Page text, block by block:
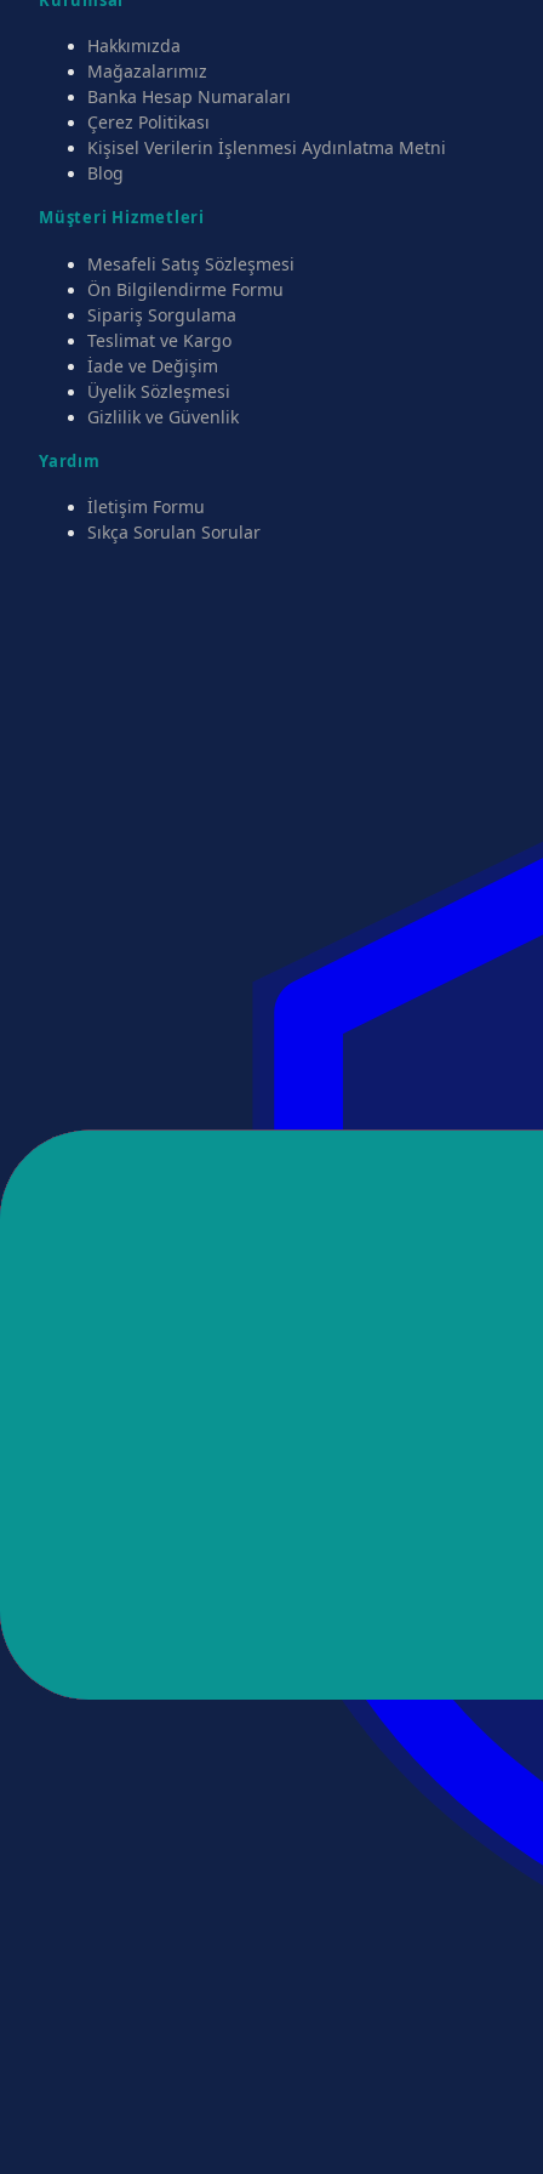
Hakkımızda
Mağazalarımız
Banka Hesap Numaraları
Çerez Politikası
Kişisel Verilerin İşlenmesi Aydınlatma Metni
Blog
Müşteri Hizmetleri
Mesafeli Satış Sözleşmesi
Ön Bilgilendirme Formu
Sipariş Sorgulama
Teslimat ve Kargo
İade ve Değişim
Üyelik Sözleşmesi
Gizlilik ve Güvenlik
Yardım
İletişim Formu
Sıkça Sorulan Sorular